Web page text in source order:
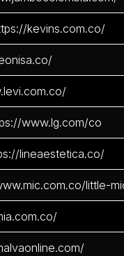
kevins.com.co/
www.lg.com/co
lineaestetica.co/
little-